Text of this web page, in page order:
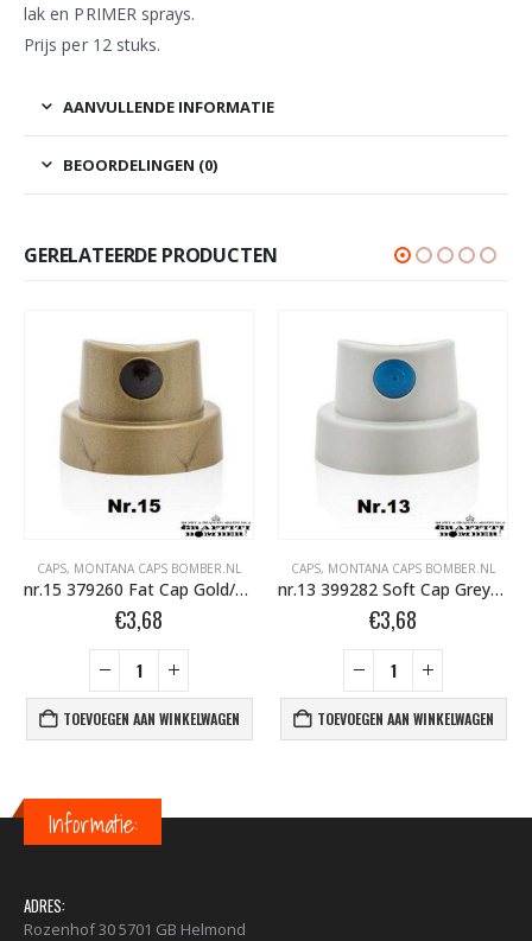
lak en PRIMER sprays.
Prijs per 12 stuks.
AANVULLENDE INFORMATIE
BEOORDELINGEN (0)
GERELATEERDE PRODUCTEN
CAPS, MONTANA CAPS BOMBER.NL
nr.15 379260 Fat Cap Gold/Black (12 st.)
€3,68
TOEVOEGEN AAN WINKELWAGEN
CAPS, MONTANA CAPS BOMBER.NL
nr.13 399282 Soft Cap Grey/Blue (12 st.)
€3,68
TOEVOEGEN AAN WINKELWAGEN
Informatie:
ADRES:
Rozenhof 30 5701 GB Helmond